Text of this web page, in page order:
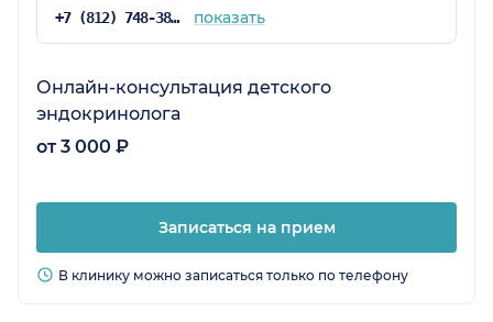
+7 (812) 748-38-87 показать
Онлайн-консультация детского
эндокринолога
от 3 000 ₽
Записаться на прием
В клинику можно записаться только по телефону